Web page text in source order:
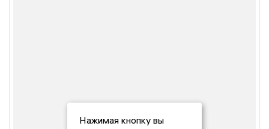
Нажимая кнопку вы